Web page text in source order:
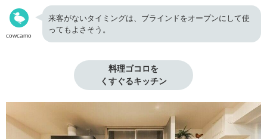
cowcamo
来客がないタイミングは、ブラインドをオープンにして使
ってもよさそう。
料理ゴコロを
くすぐるキッチン